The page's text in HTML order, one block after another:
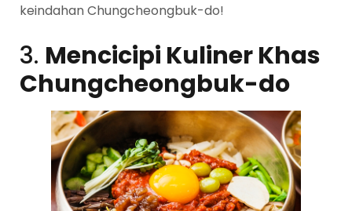
keindahan Chungcheongbuk-do!
3. Mencicipi Kuliner Khas
Chungcheongbuk-do